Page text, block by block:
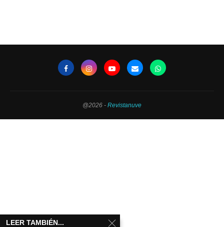
@2026 - Revistanuve
LEER TAMBIÉN...